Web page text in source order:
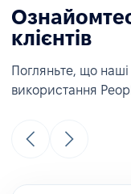
клієнтів
Погляньте, що наші
використання